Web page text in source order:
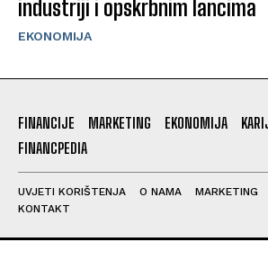
industriji i opskrbnim lancima
EKONOMIJA
FINANCIJE MARKETING EKONOMIJA
FINANCPEDIA
UVJETI KORIŠTENJA O NAMA MARKETING
KONTAKT